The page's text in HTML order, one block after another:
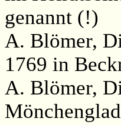
genannt (!)
A. Blömer,
1769 in
A. Blömer,